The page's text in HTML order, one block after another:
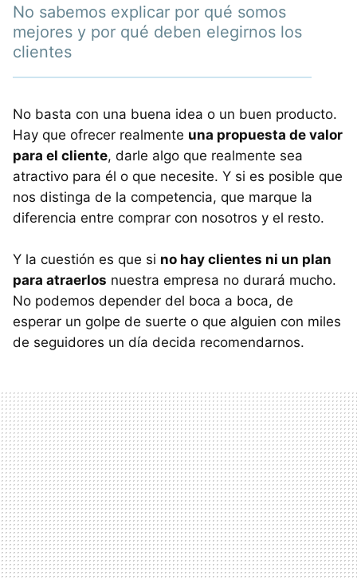
No sabemos explicar por qué somos
mejores y por qué deben elegirnos los
clientes
No basta con una buena idea o un buen producto.
Hay que ofrecer realmente una propuesta de valor
para el cliente, darle algo que realmente sea
atractivo para él o que necesite. Y si es posible que
nos distinga de la competencia, que marque la
diferencia entre comprar con nosotros y el resto.
Y la cuestión es que si no hay clientes ni un plan
para atraerlos nuestra empresa no durará mucho.
No podemos depender del boca a boca, de
esperar un golpe de suerte o que alguien con miles
de seguidores un día decida recomendarnos.